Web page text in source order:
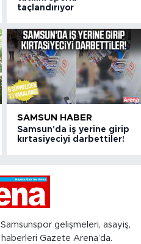
taçlandırıyor
SAMSUN HABER
Samsun'da iş yerine girip
kırtasiyeciyi darbettiler!
gelişmeleri, asayiş,
Gazete Arena’da.